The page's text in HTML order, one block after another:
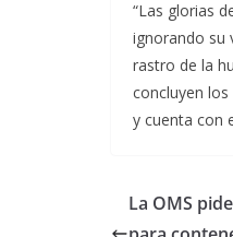
“Las glorias
ignorando su
rastro de la
concluyen
y cuenta con
La OMS